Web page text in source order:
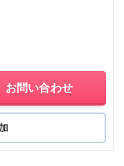
お問い合わせ